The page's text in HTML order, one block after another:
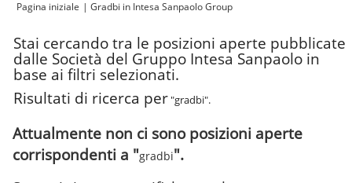
Pagina iniziale | Gradbi in Intesa Sanpaolo Group(pagina
Stai cercando tra le posizioni aperte pubblicate
dalle Società del Gruppo Intesa Sanpaolo in
base ai filtri selezionati.
Risultati di ricerca per"gradbi".
Attualmente non ci sono posizioni aperte
corrispondenti a "gradbi".